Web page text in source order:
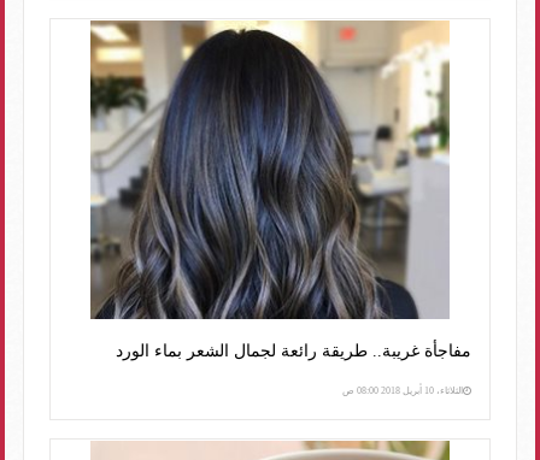
مفاجأة غريبة.. طريقة رائعة لجمال الشعر بماء الورد
الثلاثاء، 10 أبريل 2018 08:00 ص